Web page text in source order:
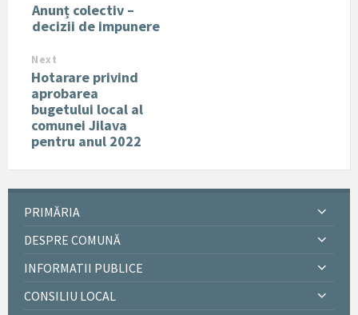
Anunț colectiv –
decizii de impunere
Next
Hotarare privind
aprobarea
bugetului local al
comunei Jilava
pentru anul 2022
PRIMĂRIA
DESPRE COMUNĂ
INFORMATII PUBLICE
CONSILIU LOCAL